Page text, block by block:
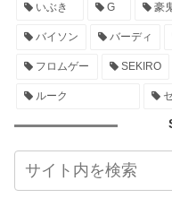
いぶき G 豪
バイソン バーディ
フロムゲー SEKIRO
ルーク